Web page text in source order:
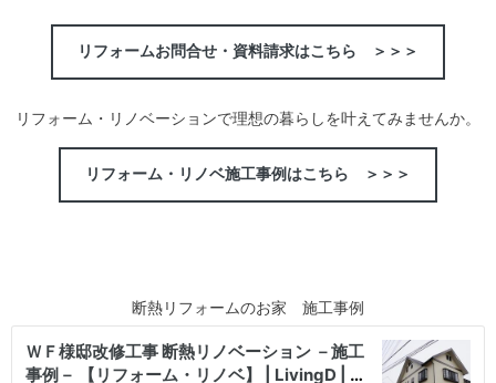
リフォームお問合せ・資料請求はこちら ＞＞＞
リフォーム・リノベーションで理想の暮らしを叶えてみませんか。
リフォーム・リノベ施工事例はこちら ＞＞＞
断熱リフォームのお家 施工事例